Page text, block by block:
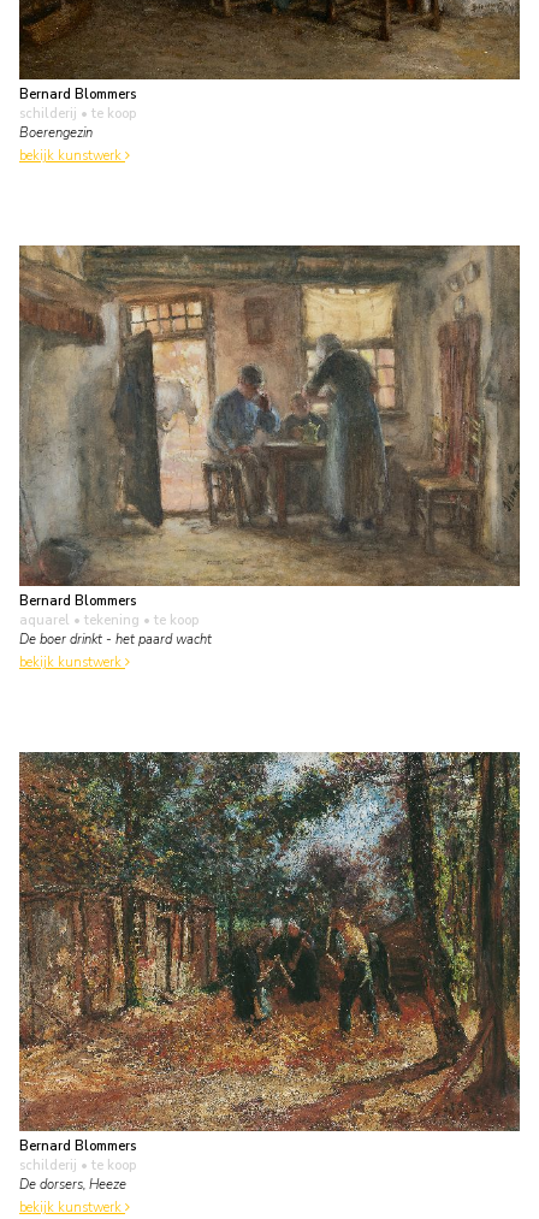
Bernard Blommers
schilderij • te koop
Boerengezin
bekijk kunstwerk
Bernard Blommers
aquarel • tekening • te koop
De boer drinkt - het paard wacht
bekijk kunstwerk
Bernard Blommers
schilderij • te koop
De dorsers, Heeze
bekijk kunstwerk